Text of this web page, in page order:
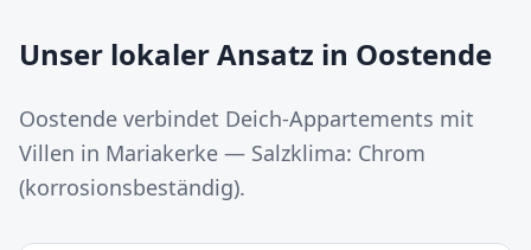
Unser lokaler Ansatz in Oostende
Oostende verbindet Deich-Appartements mit
Villen in Mariakerke — Salzklima: Chrom
(korrosionsbeständig).